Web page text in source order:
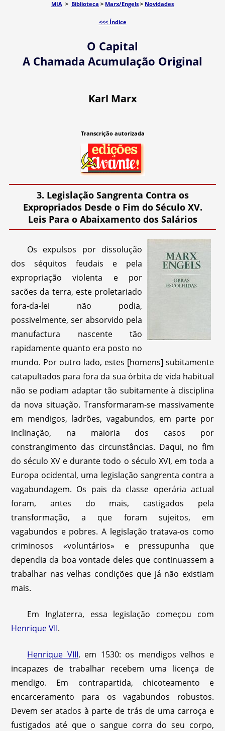
MIA > Biblioteca > Marx/Engels > Novidades
<<< Índice
O Capital
A Chamada Acumulação Original
Karl Marx
Transcrição autorizada
3. Legislação Sangrenta Contra os
Expropriados Desde o Fim do Século XV.
Leis Para o Abaixamento dos Salários
Os expulsos por dissolução
dos séquitos feudais e pela
expropriação violenta e por
sacões da terra, este proletariado
fora-da-lei não podia,
possivelmente, ser absorvido pela
manufactura nascente tão
rapidamente quanto era posto no
mundo. Por outro lado, estes [homens] subitamente
catapultados para fora da sua órbita de vida habitual
não se podiam adaptar tão subitamente à disciplina
da nova situação. Transformaram-se massivamente
em mendigos, ladrões, vagabundos, em parte por
inclinação, na maioria dos casos por
constrangimento das circunstâncias. Daqui, no fim
do século XV e durante todo o século XVI, em toda a
Europa ocidental, uma legislação sangrenta contra a
vagabundagem. Os pais da classe operária actual
foram, antes do mais, castigados pela
transformação, a que foram sujeitos, em
vagabundos e pobres. A legislação tratava-os como
criminosos «voluntários» e pressupunha que
dependia da boa vontade deles que continuassem a
trabalhar nas velhas condições que já não existiam
mais.
Em Inglaterra, essa legislação começou com
Henrique VII.
Henrique VIII, em 1530: os mendigos velhos e
incapazes de trabalhar recebem uma licença de
mendigo. Em contrapartida, chicoteamento e
encarceramento para os vagabundos robustos.
Devem ser atados à parte de trás de uma carroça e
fustigados até que o sangue corra do seu corpo,